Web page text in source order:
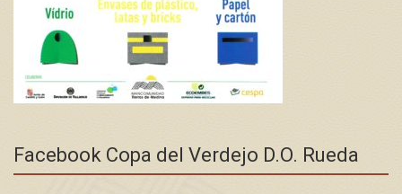
Facebook Copa del Verdejo D.O. Rueda